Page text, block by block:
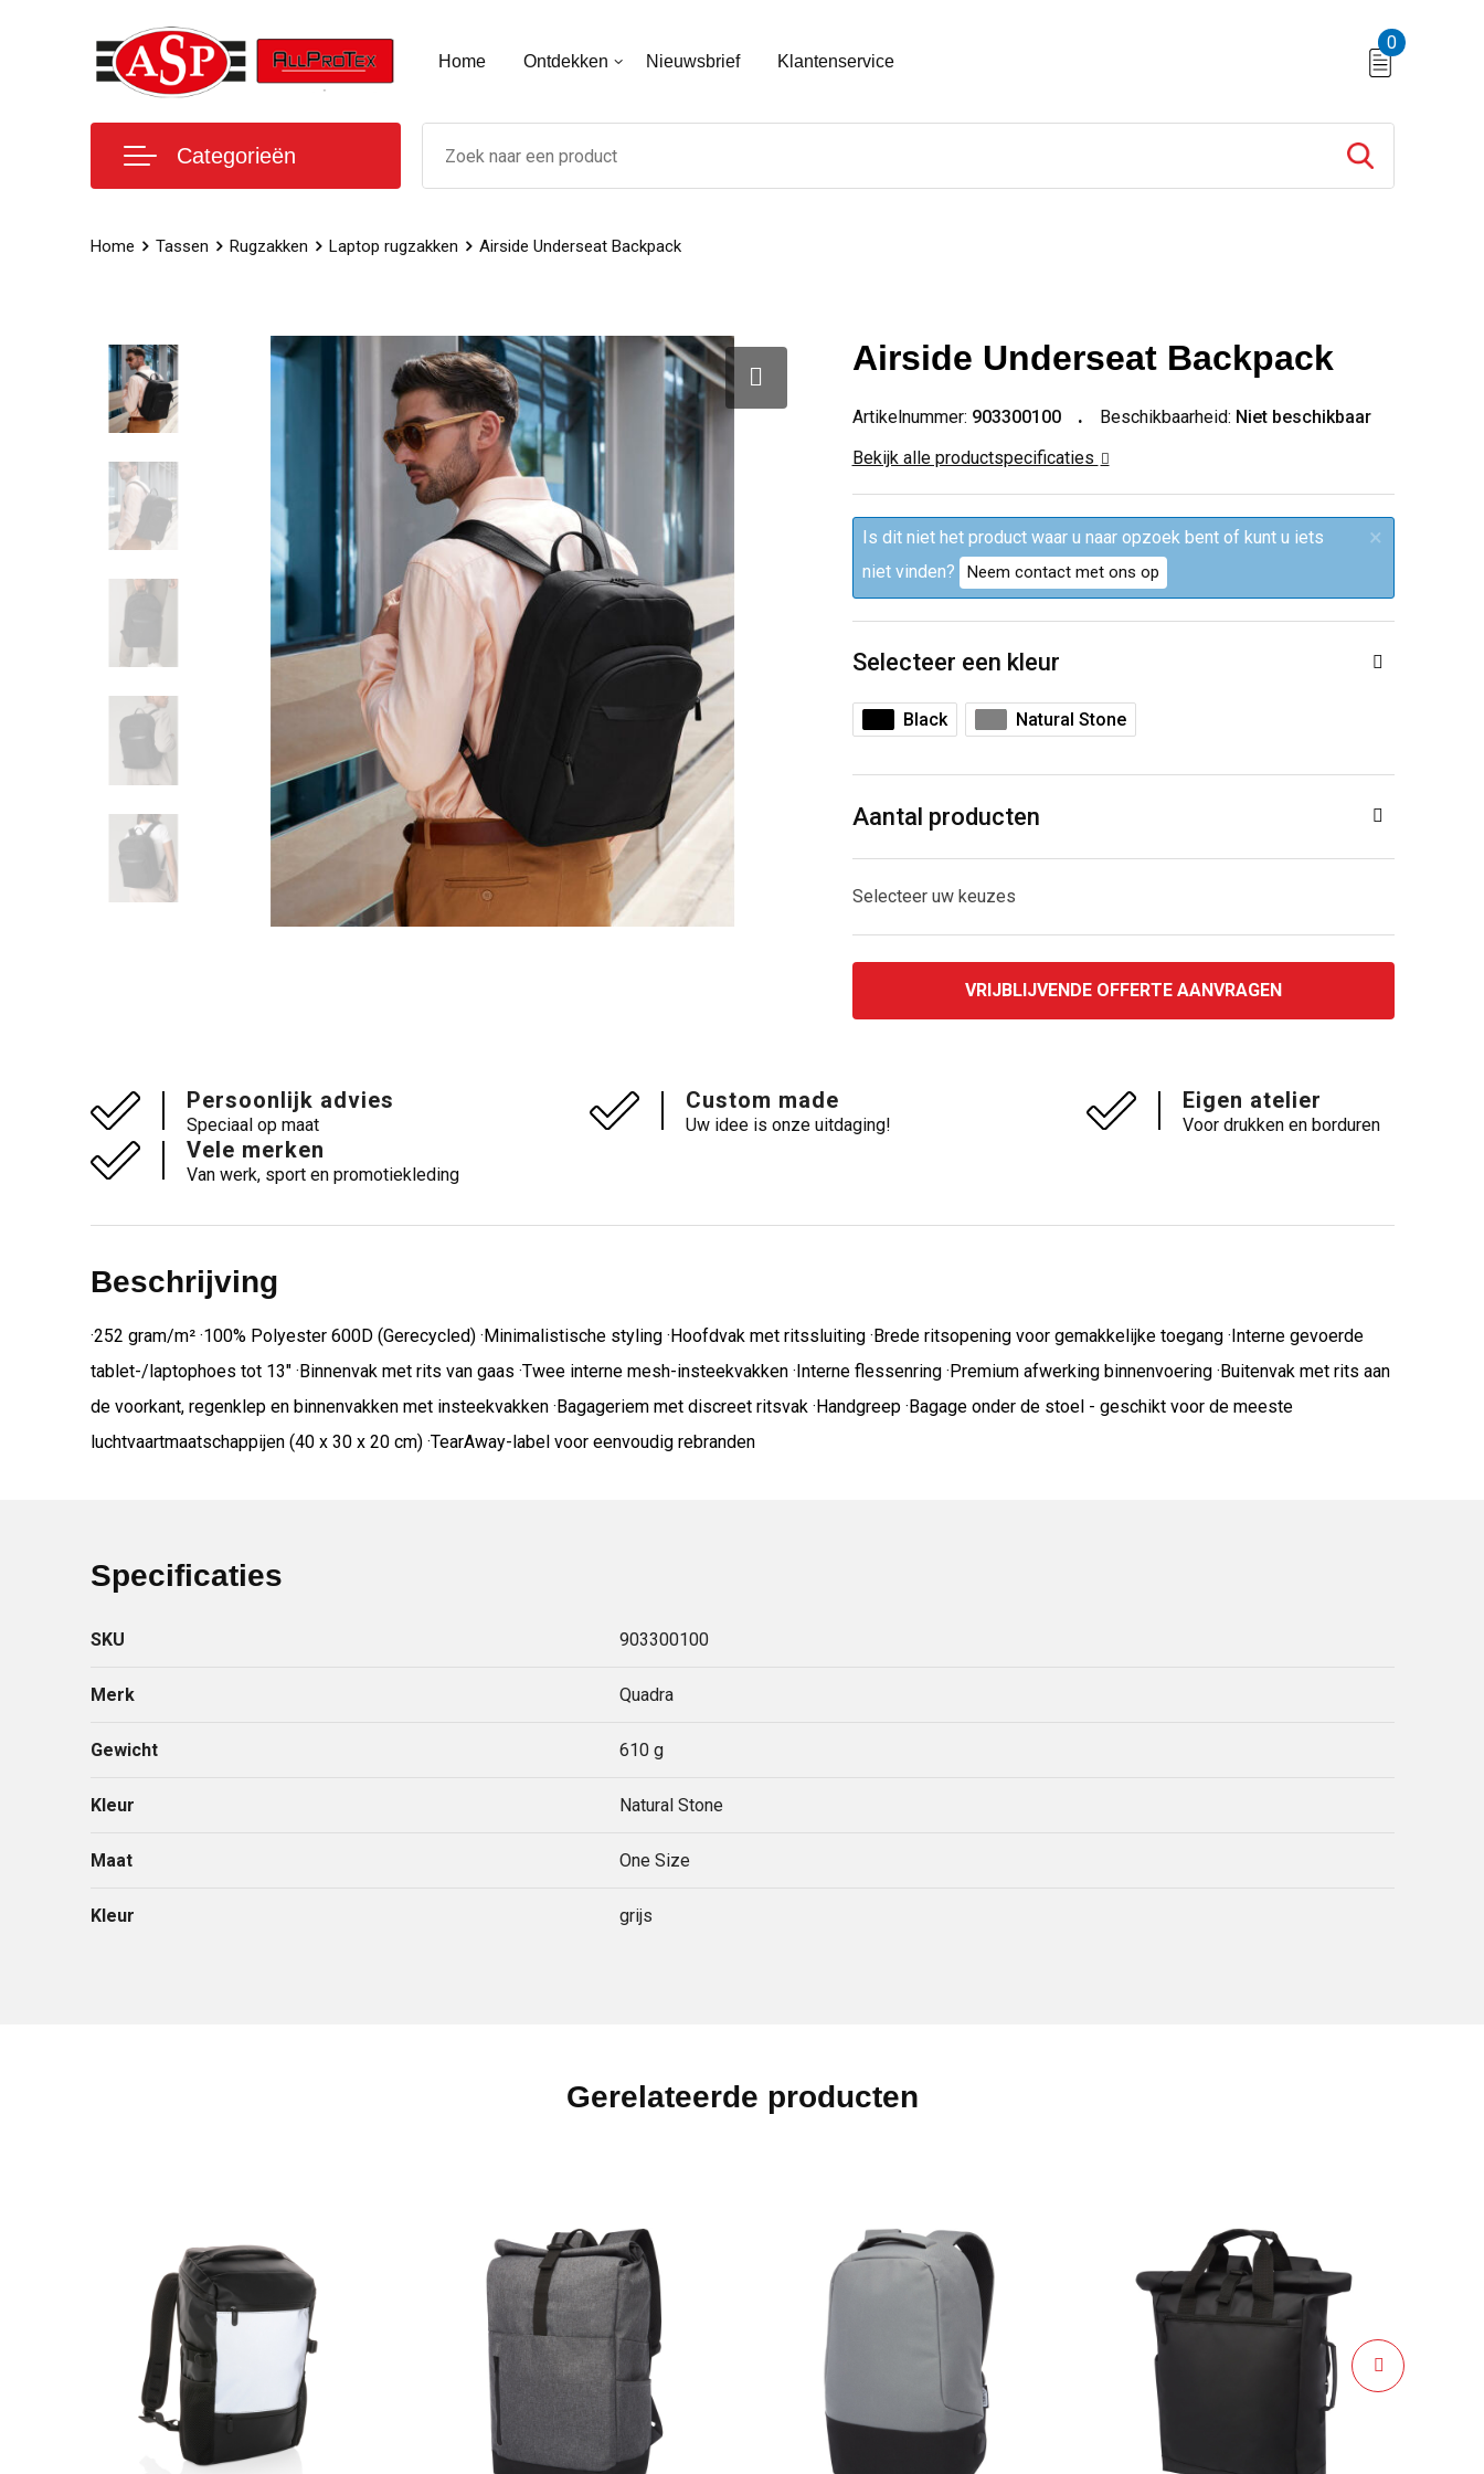
Home Ontdekken Nieuwsbrief Klantenservice
0
Categorieën
Home Tassen Rugzakken Laptop rugzakken Airside Underseat Backpack
Airside Underseat Backpack
Artikelnummer: 903300100 Beschikbaarheid: Niet beschikbaar
Bekijk alle productspecificaties
Is dit niet het product waar u naar opzoek bent of kunt u iets
niet vinden?
Neem contact met ons op
×
Selecteer een kleur
Black Natural Stone
Aantal producten
Selecteer uw keuzes
VRIJBLIJVENDE OFFERTE AANVRAGEN
Persoonlijk advies
Speciaal op maat
Custom made
Uw idee is onze uitdaging!
Eigen atelier
Voor drukken en borduren
Vele merken
Van werk, sport en promotiekleding
Beschrijving
·252 gram/m² ·100% Polyester 600D (Gerecycled) ·Minimalistische styling ·Hoofdvak met ritssluiting ·Brede ritsopening voor gemakkelijke toegang ·Interne gevoerde
tablet-/laptophoes tot 13" ·Binnenvak met rits van gaas ·Twee interne mesh-insteekvakken ·Interne flessenring ·Premium afwerking binnenvoering ·Buitenvak met rits aan
de voorkant, regenklep en binnenvakken met insteekvakken ·Bagageriem met discreet ritsvak ·Handgreep ·Bagage onder de stoel - geschikt voor de meeste
luchtvaartmaatschappijen (40 x 30 x 20 cm) ·TearAway-label voor eenvoudig rebranden
Specificaties
SKU 903300100
Merk Quadra
Gewicht 610 g
Kleur Natural Stone
Maat One Size
Kleur grijs
Gerelateerde producten